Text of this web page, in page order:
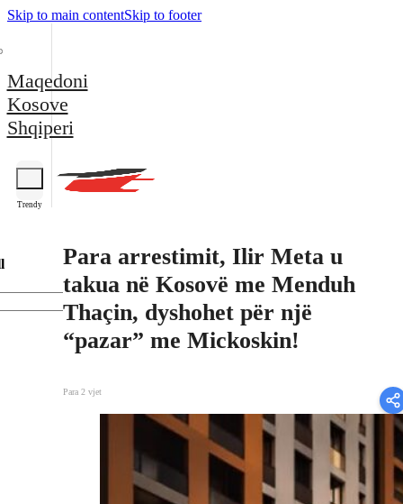
Skip to main contentSkip to footer
Maqedoni
Kosove
Shqiperi
Trendy
Para arrestimit, Ilir Meta u
takua në Kosovë me Menduh
Thaçin, dyshohet për një
“pazar” me Mickoskin!
Para 2 vjet